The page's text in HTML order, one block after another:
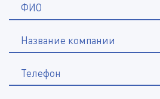
ФИО
Название компании
Телефон